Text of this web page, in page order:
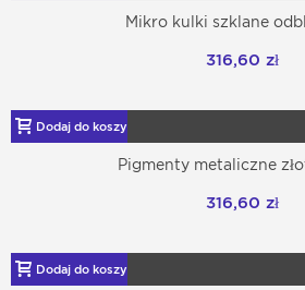
Mikro kulki szklane
316,60 zł
Dodaj do koszyka
Pigmenty metaliczne
316,60 zł
Dodaj do koszyka